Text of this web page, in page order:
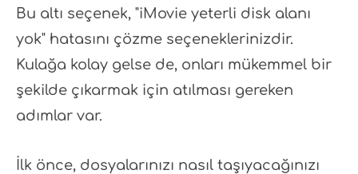
Bu altı seçenek, "iMovie yeterli disk alanı
yok" hatasını çözme seçeneklerinizdir.
Kulağa kolay gelse de, onları mükemmel bir
şekilde çıkarmak için atılması gereken
adımlar var.
İlk önce, dosyalarınızı nasıl taşıyacağınızı